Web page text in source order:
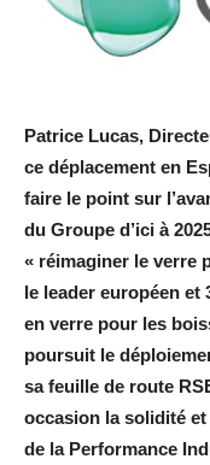
Patrice Lucas,
ce déplacement en
faire le point sur
du Groupe d’ici à
« réimaginer le verre
le leader européen
en verre pour les
poursuit le
sa feuille de route
occasion la solidité
de la Performance